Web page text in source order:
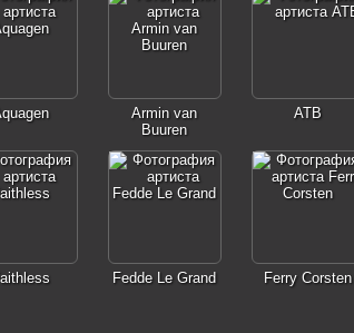
Armin van
Buuren
ATB
Fedde Le Grand Ferry Corsten